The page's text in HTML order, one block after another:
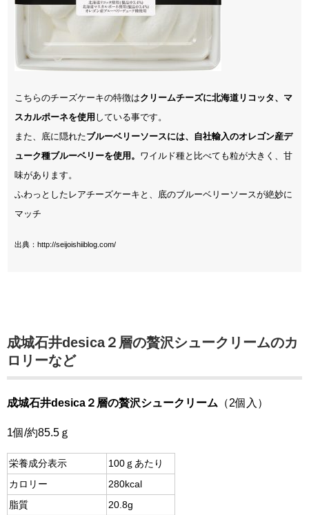
こちらのチーズケーキの特徴はクリームチーズに北海道リコッタ、マ
スカルポーネを使用 している事です。
また、底に隠れたブルーベリーソースには、自社輸入のオレゴン産デ
ューク種ブルーベリーを使用。 ワイルド種と比べても粒が大きく、甘
味があります。
ふわっとしたレアチーズケーキと、底のブルーベリーソースが絶妙に
マッチ
出典：http://seijoishiiblog.com/
成城石井desica２層の贅沢シュークリームのカ
ロリーなど
成城石井desica２層の贅沢シュークリーム （2個入）
1個/約85.5ｇ
栄養成分表示
100ｇあたり
カロリー
280kcal
脂質
20.8g